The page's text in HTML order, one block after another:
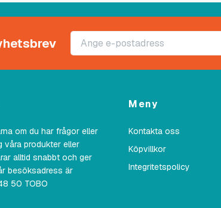
om du har frågor eller
våra produkter eller
alltid snabbt och ger
besöksadress är
50 TOBO
Meny
Kontakta oss
Köpvillkor
Integritetspolicy